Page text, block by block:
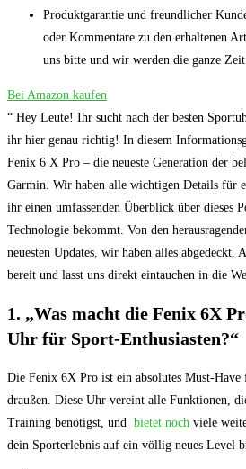
Produktgarantie und freundlicher
oder Kommentare zu den erhaltenen
uns bitte und wir werden die ganze Zeit
Bei Amazon kaufen
“ Hey Leute! Ihr sucht nach ‍der‌ besten
ihr hier genau ‌richtig! ‍In diesem
Fenix 6 X Pro‍ – die‌ neueste Generation‌ der⁤
Garmin. Wir⁣ haben alle wichtigen⁣ Details für
ihr‍ einen umfassenden Überblick über dieses‌
Technologie bekommt. Von den
‍neuesten Updates, wir haben alles abgedeckt.
bereit und lasst uns‍ direkt eintauchen in die
1. „Was macht‍ die ​Fenix 6X
⁤Uhr für ​Sport-Enthusiasten?“
Die Fenix 6X ⁣Pro⁤ ist​ ein⁣ absolutes⁣ Must-Have
draußen. ‌Diese Uhr‍ vereint alle Funktionen,
Training benötigst, und ​ bietet‌ noch viele
dein Sporterlebnis auf ⁢ein‌ völlig neues Level‍